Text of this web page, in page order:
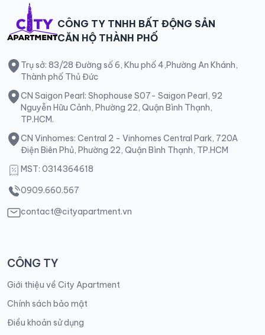
CÔNG TY TNHH BẤT ĐỘNG SẢN
CĂN HỘ THÀNH PHỐ
Trụ sở: 83/28 Đường số 6, Khu phố 4,Phường An Khánh,
Thành phố Thủ Đức
CN Saigon Pearl: Shophouse S07- Saigon Pearl, 92
Nguyễn Hữu Cảnh, Phường 22, Quận Bình Thạnh,
TP.HCM.
CN Vinhomes: Central 2 - Vinhomes Central Park, 720A
Điện Biên Phủ, Phường 22, Quận Bình Thạnh, TP.HCM
MST: 0314364618
0909.660.567
contact@cityapartment.vn
CÔNG TY
Giới thiệu về City Apartment
Chính sách bảo mật
Điều khoản sử dụng